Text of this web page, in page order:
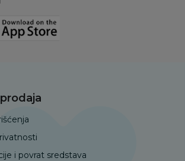
i povrat sredstava